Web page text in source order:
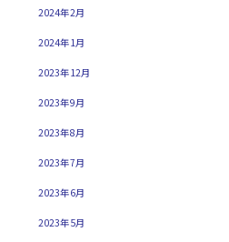
2024年2月
2024年1月
2023年12月
2023年9月
2023年8月
2023年7月
2023年6月
2023年5月